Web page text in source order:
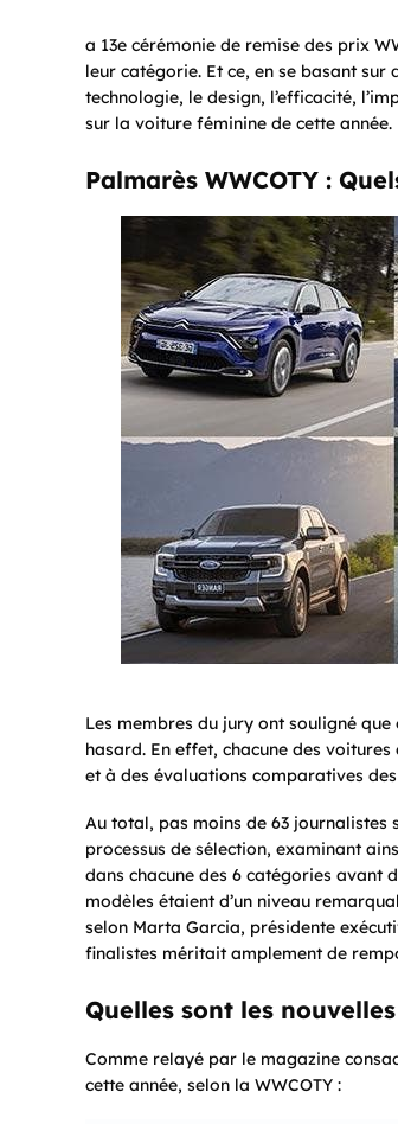
a 13e cérémonie de remise des prix
leur catégorie. Et ce, en se basant
technologie, le design, l’efficacité,
sur la voiture féminine de cette année.
Palmarès WWCOTY :
Les membres du jury ont souligné que
hasard. En effet, chacune des
et à des évaluations comparatives
Au total, pas moins de 63 journalistes
processus de sélection, examinant
dans chacune des 6 catégories avant
modèles étaient d’un niveau
selon Marta Garcia, présidente
finalistes méritait amplement de
Quelles sont les
Comme relayé par le magazine
cette année, selon la WWCOTY :